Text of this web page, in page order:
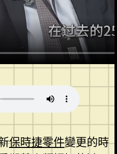
保時捷零件變更的時